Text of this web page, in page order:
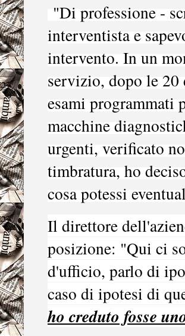
"Di professione -
interventista e
intervento. In un
servizio, dopo le
esami programmati
macchine
urgenti, verificato
timbratura, ho
cosa potessi
Il direttore
posizione: "Qui ci
d'ufficio, parlo di
caso di ipotesi di
ho creduto fosse